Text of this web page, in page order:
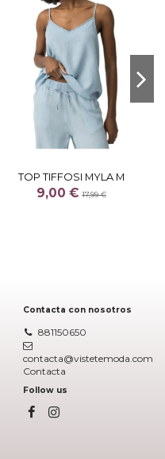
TOP TIFFOSI MYLA M
9,00 € 17,99 €
Contacta con nosotros
881150650
contacta@vistetemoda.com
Contacta
Follow us